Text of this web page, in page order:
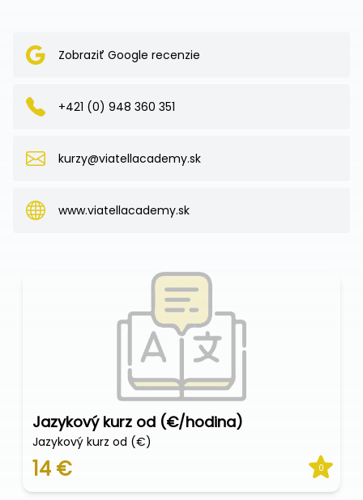
Zobraziť Google recenzie
+421 (0) 948 360 351
kurzy@viatellacademy.sk
www.viatellacademy.sk
Jazykový kurz od (€/hodina)
Jazykový kurz od (€)
14 € 0